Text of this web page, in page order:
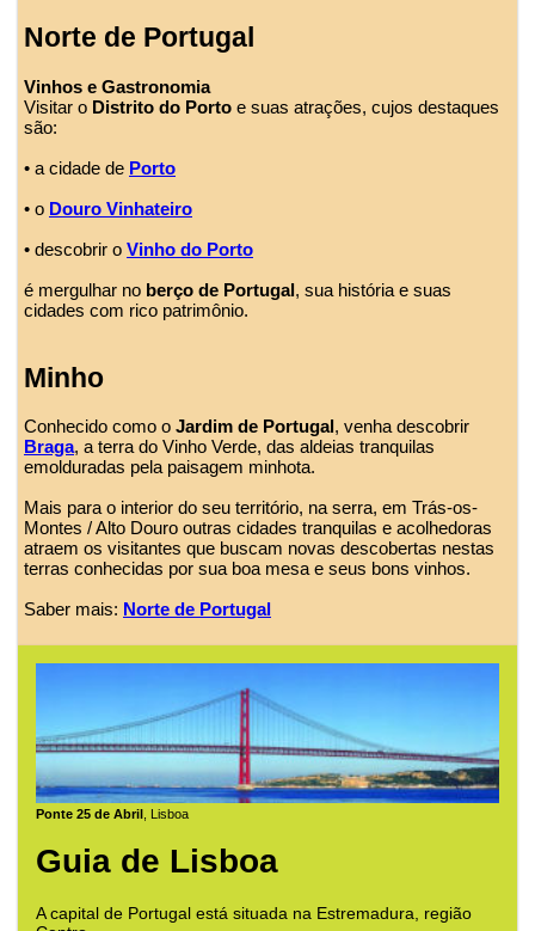
Norte de Portugal
Vinhos e Gastronomia
Visitar o Distrito do Porto e suas atrações, cujos destaques
são:
• a cidade de Porto
• o Douro Vinhateiro
• descobrir o Vinho do Porto
é mergulhar no berço de Portugal, sua história e suas
cidades com rico patrimônio.
Minho
Conhecido como o Jardim de Portugal, venha descobrir
Braga, a terra do Vinho Verde, das aldeias tranquilas
emolduradas pela paisagem minhota.
Mais para o interior do seu território, na serra, em Trás-os-
Montes / Alto Douro outras cidades tranquilas e acolhedoras
atraem os visitantes que buscam novas descobertas nestas
terras conhecidas por sua boa mesa e seus bons vinhos.
Saber mais: Norte de Portugal
Ponte 25 de Abril , Lisboa
Guia de Lisboa
A capital de Portugal está situada na Estremadura, região